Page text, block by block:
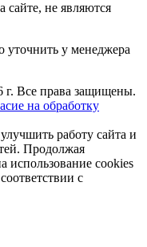
не являются
уточнить у менеджера
Все права защищены.
на обработку
работу сайта и
Продолжая
использование cookies
с